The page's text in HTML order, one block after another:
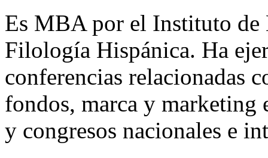
Es MBA por el Instituto de
Filología Hispánica. Ha
conferencias relacionadas
fondos, marca y marketing
y congresos nacionales e